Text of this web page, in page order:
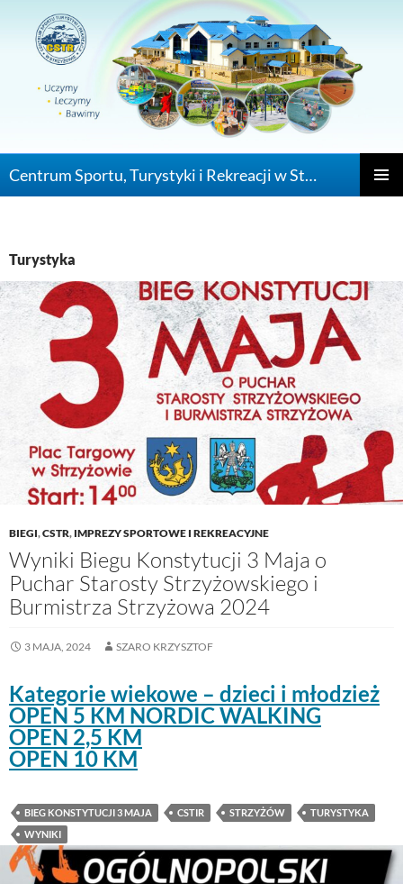
Centrum Sportu, Turystyki i Rekreacji w Strzyżowie PRZEJDŹ
Turystyka
BIEGI,CSTR, IMPREZY SPORTOWE I REKREACYJNE
Wyniki Biegu Konstytucji 3 Maja o
Puchar Starosty Strzyżowskiego i
Burmistrza Strzyżowa 2024
3 MAJA, 2024 SZARO KRZYSZTOF
Kategorie wiekowe – dzieci i młodzież
OPEN 5 KM NORDIC WALKING
OPEN 2,5 KM
OPEN 10 KM
BIEG KONSTYTUCJI 3 MAJA CSTIR STRZYŻÓW
TURYSTYKA
WYNIKI